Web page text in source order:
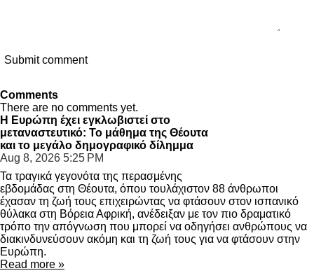
Submit comment
Comments
There are no comments yet.
Η Ευρώπη έχει εγκλωβιστεί στο
μεταναστευτικό: Το μάθημα της Θέουτα
και το μεγάλο δημογραφικό δίλημμα
Aug 8, 2026 5:25 PM
Τα τραγικά γεγονότα της περασμένης
εβδομάδας στη Θέουτα, όπου τουλάχιστον 88 άνθρωποι
έχασαν τη ζωή τους επιχειρώντας να φτάσουν στον ισπανικό
θύλακα στη Βόρεια Αφρική, ανέδειξαν με τον πιο δραματικό
τρόπο την απόγνωση που μπορεί να οδηγήσει ανθρώπους να
διακινδυνεύσουν ακόμη και τη ζωή τους για να φτάσουν στην
Ευρώπη.
Read more »